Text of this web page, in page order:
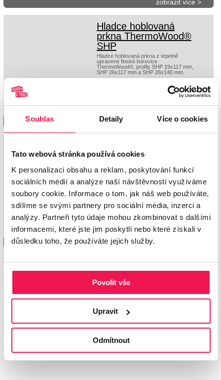
Souhlas Detaily Více o cookies
Tato webová stránka používá cookies
K personalizaci obsahu a reklam, poskytování funkcí
sociálních médií a analýze naší návštěvnosti využíváme
soubory cookie. Informace o tom, jak náš web používáte,
sdílíme se svými partnery pro sociální média, inzerci a
analýzy. Partneři tyto údaje mohou zkombinovat s dalšími
informacemi, které jste jim poskytli nebo které získali v
důsledku toho, že používáte jejich služby.
Povolit vše
Upravit
Odmítnout
zobrazit více >
Hladce hoblovaná
prkna ThermoWood®
SHP
Hladce hoblovaná prkna z tepelně
upravené finské borovice
ThermoWood®, profily SHP 19x117 mm,
SHP 26x117 mm a SHP 26x140 mm.
zobrazit více >
dřevěným terasám
Příslušenství ke dřevěným terasám
Softline® a ThermoWood® - nerezové
přípravky na ošetřování dřeva.
DŘEVĚNÉ TERASY
THERMOWOOD®-
FOTOGALERIE